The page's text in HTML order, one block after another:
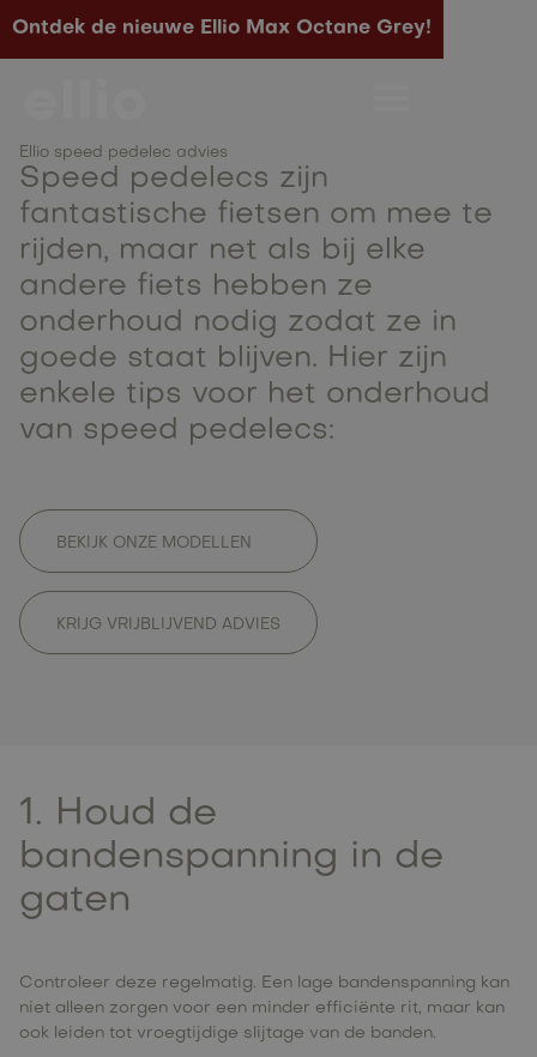
Ontdek de nieuwe Ellio Max Octane Grey!
Ellio speed pedelec advies
Speed pedelecs zijn
fantastische fietsen om mee te
rijden, maar net als bij elke
andere fiets hebben ze
onderhoud nodig zodat ze in
goede staat blijven. Hier zijn
enkele tips voor het onderhoud
van speed pedelecs:
BEKIJK ONZE MODELLEN
KRIJG VRIJBLIJVEND ADVIES
1. Houd de
bandenspanning in de
gaten
Controleer deze regelmatig. Een lage bandenspanning kan
niet alleen zorgen voor een minder efficiënte rit, maar kan
ook leiden tot vroegtijdige slijtage van de banden.